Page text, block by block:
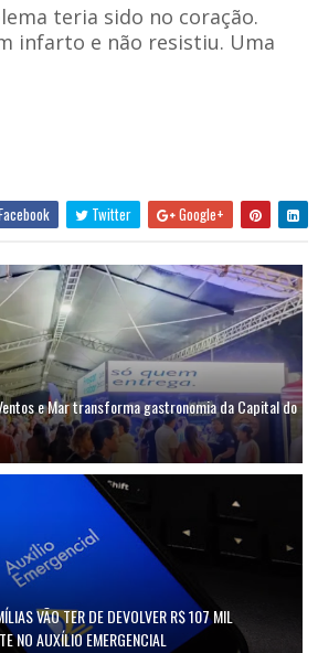
teria sido no coração.
infarto e não resistiu. Uma
Twitter Google+
e Mar transforma gastronomia da Capital do
VÃO TER DE DEVOLVER R$ 107 MIL
NO AUXÍLIO EMERGENCIAL